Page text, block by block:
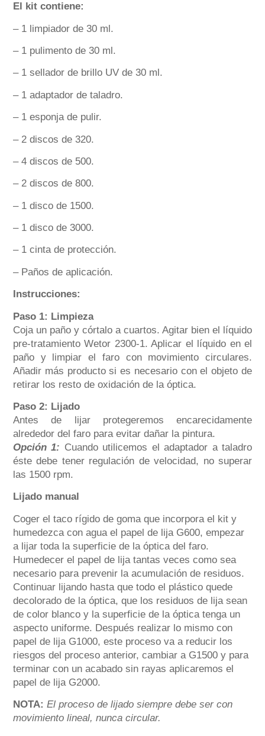
El kit contiene:
– 1 limpiador de 30 ml.
– 1 pulimento de 30 ml.
– 1 sellador de brillo UV de 30 ml.
– 1 adaptador de taladro.
– 1 esponja de pulir.
– 2 discos de 320.
– 4 discos de 500.
– 2 discos de 800.
– 1 disco de 1500.
– 1 disco de 3000.
– 1 cinta de protección.
– Paños de aplicación.
Instrucciones:
Paso 1: Limpieza
Coja un paño y córtalo a cuartos. Agitar bien el líquido
pre-tratamiento Wetor 2300-1. Aplicar el líquido en el
paño y limpiar el faro con movimiento circulares.
Añadir más producto si es necesario con el objeto de
retirar los resto de oxidación de la óptica.
Paso 2: Lijado
Antes de lijar protegeremos encarecidamente
alrededor del faro para evitar dañar la pintura.
Opción 1: Cuando utilicemos el adaptador a taladro
éste debe tener regulación de velocidad, no superar
las 1500 rpm.
Lijado manual
Coger el taco rígido de goma que incorpora el kit y
humedezca con agua el papel de lija G600, empezar
a lijar toda la superficie de la óptica del faro.
Humedecer el papel de lija tantas veces como sea
necesario para prevenir la acumulación de residuos.
Continuar lijando hasta que todo el plástico quede
decolorado de la óptica, que los residuos de lija sean
de color blanco y la superficie de la óptica tenga un
aspecto uniforme. Después realizar lo mismo con
papel de lija G1000, este proceso va a reducir los
riesgos del proceso anterior, cambiar a G1500 y para
terminar con un acabado sin rayas aplicaremos el
papel de lija G2000.
NOTA: El proceso de lijado siempre debe ser con
movimiento lineal, nunca circular.